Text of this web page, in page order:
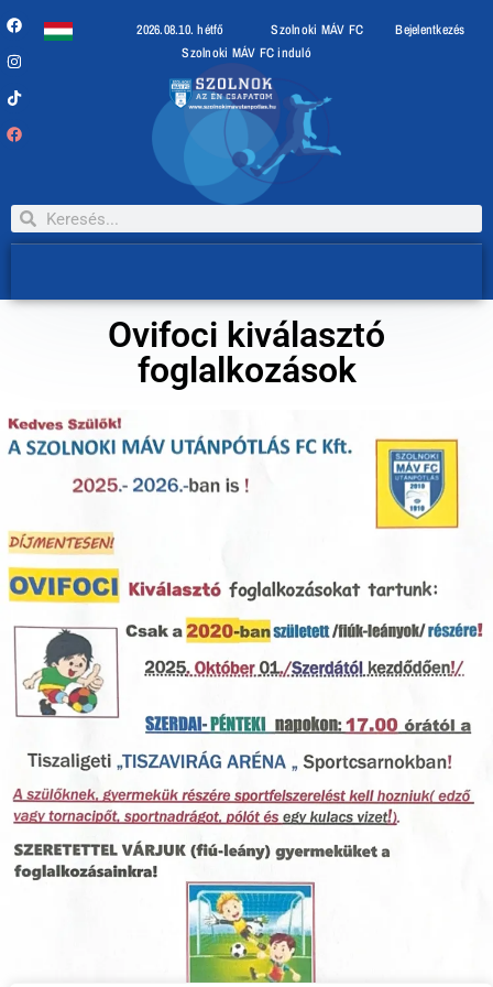
2026.08.10. hétfő Szolnoki MÁV FC
Bejelentkezés
Szolnoki MÁV FC induló
Ovifoci kiválasztó
foglalkozások